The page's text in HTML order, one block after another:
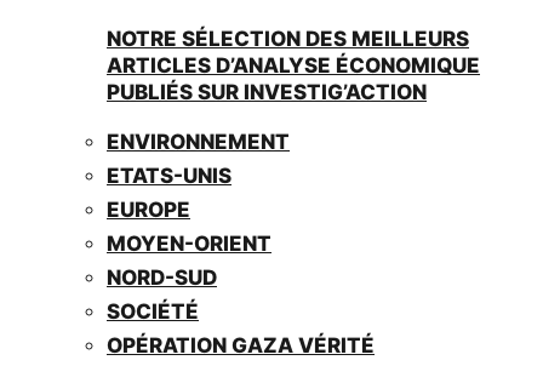
NOTRE SÉLECTION DES MEILLEURS
ARTICLES D’ANALYSE ÉCONOMIQUE
PUBLIÉS SUR INVESTIG’ACTION
ENVIRONNEMENT
ETATS-UNIS
EUROPE
MOYEN-ORIENT
NORD-SUD
SOCIÉTÉ
OPÉRATION GAZA VÉRITÉ